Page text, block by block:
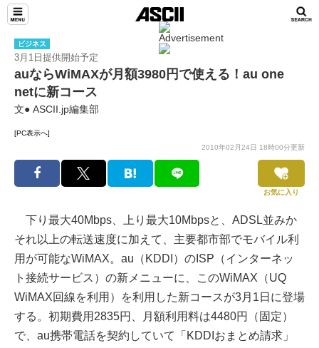
ビジネス
3月1日提供開始予定
auならWiMAXが月額3980円で使える！au one
netに新コース
文● ASCII.jp編集部
[PC表示へ]
2010年02月24日 18時00分更新
お気に入り
下り最大40Mbps、上り最大10Mbpsと、ADSL並みか
それ以上の転送速度に加えて、主要都市部でモバイル利
用が可能なWiMAX。au（KDDI）のISP（インターネッ
ト接続サービス）の新メニューに、このWiMAX（UQ
WiMAX回線を利用）を利用した新コースが3月1日に登場
する。初期費用2835円、月額利用料は4480円（固定）
で、au携帯電話を契約していて「KDDIおまとめ請求」